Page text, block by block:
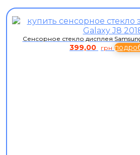
Сенсорное стекло дисплея
399,00 грн